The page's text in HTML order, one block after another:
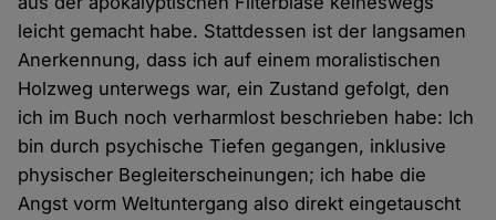
leicht gemacht habe. Stattdessen ist der langsamen
Anerkennung, dass ich auf einem moralistischen
Holzweg unterwegs war, ein Zustand gefolgt, den
ich im Buch noch verharmlost beschrieben habe: Ich
bin durch psychische Tiefen gegangen, inklusive
physischer Begleiterscheinungen; ich habe die
Angst vorm Weltuntergang also direkt eingetauscht